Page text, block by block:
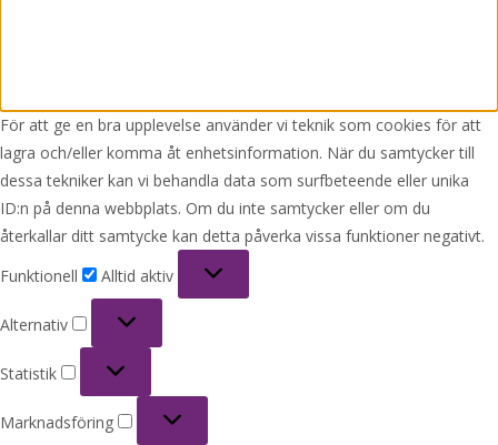
För att ge en bra upplevelse använder vi teknik som cookies för att
lagra och/eller komma åt enhetsinformation. När du samtycker till
dessa tekniker kan vi behandla data som surfbeteende eller unika
ID:n på denna webbplats. Om du inte samtycker eller om du
återkallar ditt samtycke kan detta påverka vissa funktioner negativt.
Funktionell
Alltid aktiv
Alternativ
Statistik
Marknadsföring